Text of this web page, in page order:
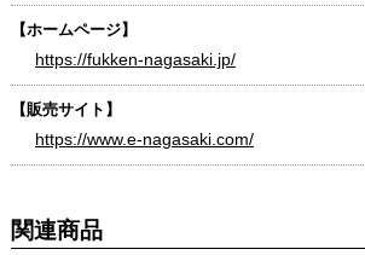
【ホームページ】
https://fukken-nagasaki.jp/
【販売サイト】
https://www.e-nagasaki.com/
関連商品